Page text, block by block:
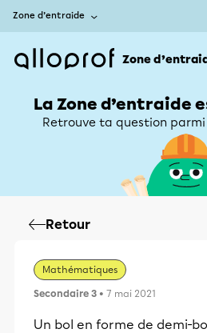
Zone d’entraide
Zone
La Zone d’entraide
Retrouve ta question parmi
Retour
Mathématiques
Secondaire 3 • 7 mai 2021
Un bol en forme de demi-